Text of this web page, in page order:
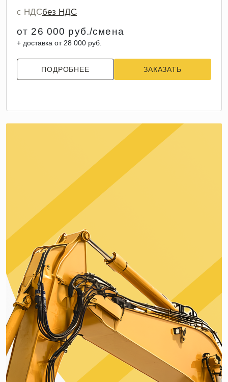
с НДСбез НДС
от 26 000 руб./смена
+ доставка от 28 000 руб.
ПОДРОБНЕЕ ЗАКАЗАТЬ